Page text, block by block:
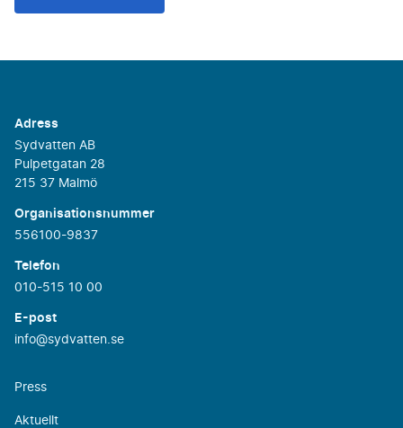
Adress
Sydvatten AB
Pulpetgatan 28
215 37 Malmö
Organisationsnummer
556100-9837
Telefon
010-515 10 00
E-post
info@sydvatten.se
Press
Aktuellt